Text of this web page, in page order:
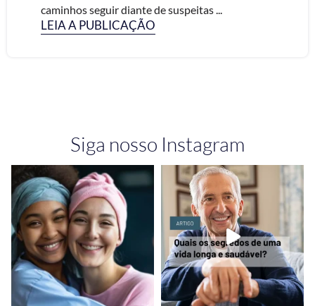
caminhos seguir diante de suspeitas ...
LEIA A PUBLICAÇÃO
Siga nosso Instagram